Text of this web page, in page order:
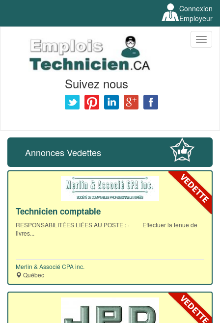
Connexion
Employeur
Suivez nous
Annonces Vedettes
Technicien comptable
RESPONSABILITÉES LIÉES AU POSTE : · Effectuer la tenue de
livres...
Merlin & Associé CPA inc.
Québec